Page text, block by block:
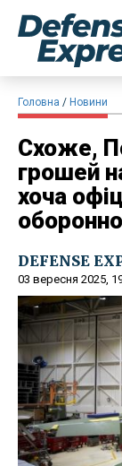
Головна Новини
Схоже,
грошей
хоча
DEFENSE
03 вересня 2025,